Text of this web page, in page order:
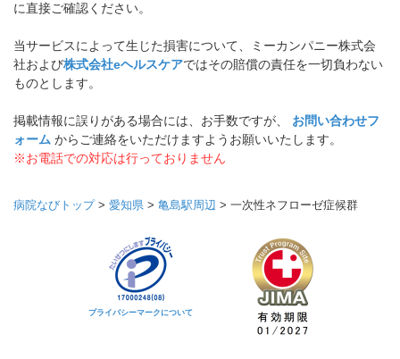
に直接ご確認ください。
当サービスによって生じた損害について、ミーカンパニー株式会
社および株式会社eヘルスケアではその賠償の責任を一切負わない
ものとします。
掲載情報に誤りがある場合には、お手数ですが、 お問い合わせフ
ォーム からご連絡をいただけますようお願いいたします。
※お電話での対応は行っておりません
病院なびトップ> 愛知県 > 亀島駅周辺 > 一次性ネフローゼ症候群
プライバシーマークについて